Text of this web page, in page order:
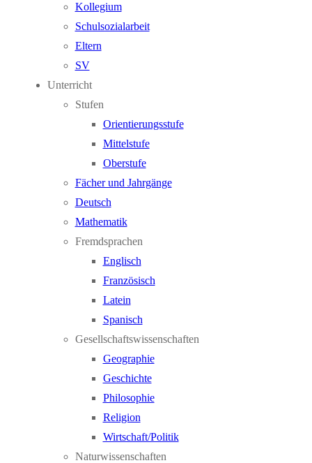
Kollegium
Schulsozialarbeit
Eltern
SV
Unterricht
Stufen
Orientierungsstufe
Mittelstufe
Oberstufe
Fächer und Jahrgänge
Deutsch
Mathematik
Fremdsprachen
Englisch
Französisch
Latein
Spanisch
Gesellschaftswissenschaften
Geographie
Geschichte
Philosophie
Religion
Wirtschaft/Politik
Naturwissenschaften